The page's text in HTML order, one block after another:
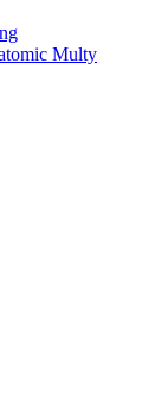
Multy